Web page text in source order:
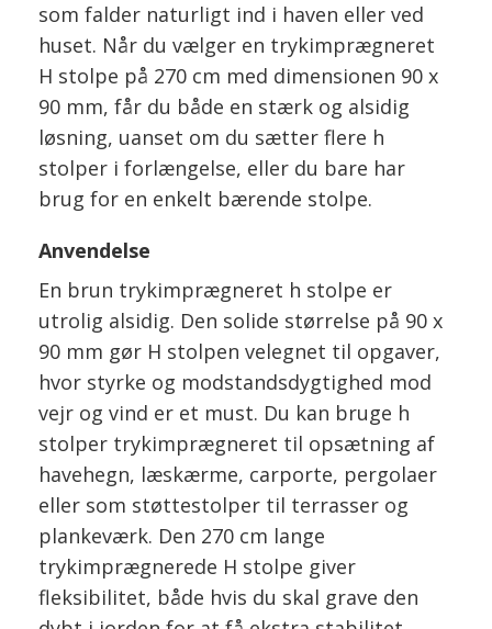
som falder naturligt ind i haven eller ved
huset. Når du vælger en trykimprægneret
H stolpe på 270 cm med dimensionen 90 x
90 mm, får du både en stærk og alsidig
løsning, uanset om du sætter flere h
stolper i forlængelse, eller du bare har
brug for en enkelt bærende stolpe.
Anvendelse
En brun trykimprægneret h stolpe er
utrolig alsidig. Den solide størrelse på 90 x
90 mm gør H stolpen velegnet til opgaver,
hvor styrke og modstandsdygtighed mod
vejr og vind er et must. Du kan bruge h
stolper trykimprægneret til opsætning af
havehegn, læskærme, carporte, pergolaer
eller som støttestolper til terrasser og
plankeværk. Den 270 cm lange
trykimprægnerede H stolpe giver
fleksibilitet, både hvis du skal grave den